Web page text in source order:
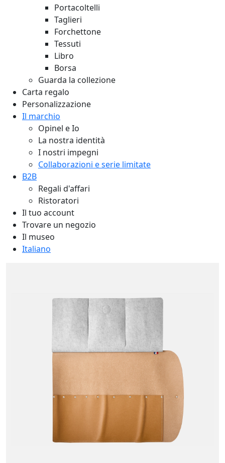
Portacoltelli
Taglieri
Forchettone
Tessuti
Libro
Borsa
Guarda la collezione
Carta regalo
Personalizzazione
Il marchio
Opinel e Io
La nostra identità
I nostri impegni
Collaborazioni e serie limitate
B2B
Regali d'affari
Ristoratori
Il tuo account
Trovare un negozio
Il museo
Italiano